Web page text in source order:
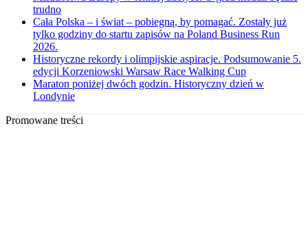
trudno
Cała Polska – i świat – pobiegną, by pomagać. Zostały już
tylko godziny do startu zapisów na Poland Business Run
2026.
Historyczne rekordy i olimpijskie aspiracje. Podsumowanie 5.
edycji Korzeniowski Warsaw Race Walking Cup
Maraton poniżej dwóch godzin. Historyczny dzień w
Londynie
Promowane treści